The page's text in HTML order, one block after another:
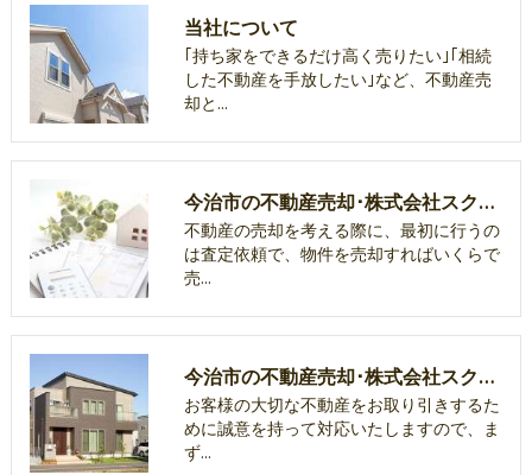
当社について
｢持ち家をできるだけ高く売りたい｣｢相続
した不動産を手放したい｣など、不動産売
却と…
今治市の不動産売却･株式会社スクエア・プラスの口コミ情報
不動産の売却を考える際に、最初に行うの
は査定依頼で、物件を売却すればいくらで
売…
今治市の不動産売却･株式会社スクエア・プラスのお客様の声
お客様の大切な不動産をお取り引きするた
めに誠意を持って対応いたしますので、ま
ず…